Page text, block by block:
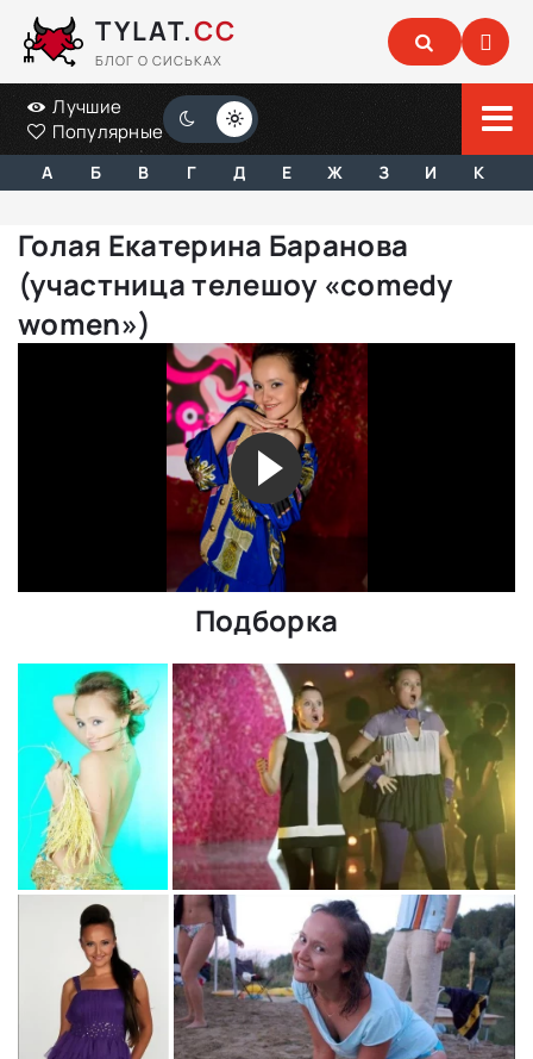
TYLAT.CC
БЛОГ О СИСЬКАХ
Лучшие
Популярные
А Б В Г Д Е Ж З И К
Голая Екатерина Баранова
(участница телешоу «comedy
women»)
Подборка